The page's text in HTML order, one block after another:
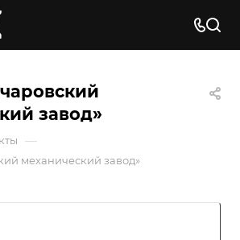
завод»
—
механический завод»